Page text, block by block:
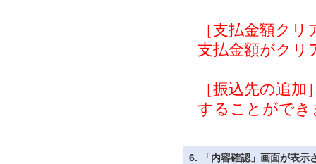
［支払金額ク
支払金額がクリ
［振込先の追
することができ
6.
「内容確認」画面が表示